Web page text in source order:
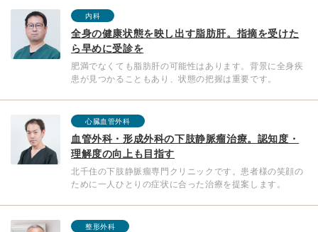
内科
全身の健康状態を映し出す脂肪肝。指摘を受けた
ら早めに受診を
肥満でなくても脂肪肝の可能性はあります。背景に全身疾
患が見つかることもあり、状態の把握は重要です。
心臓血管外科
血管外科・形成外科の下肢静脈瘤治療。認知度・
理解度の向上も目指す
北千住の下肢静脈瘤専門クリニックです。患者様の笑顔の
ために一人ひとりの症状に合った治療を提案します。
整形外科